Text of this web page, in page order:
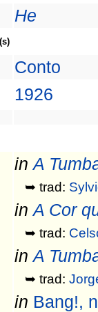
He
Conto
1926
in A
➥ trad:
in A Cor
➥ trad:
in A
➥ trad:
in Bang!,